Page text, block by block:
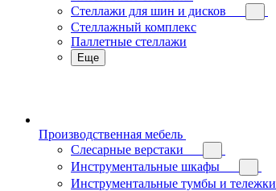
Стеллажи для шин и дисков
Стеллажный комплекс
Паллетные стеллажи
Еще
Производственная мебель
Слесарные верстаки
Инструментальные шкафы
Инструментальные тумбы и тележки